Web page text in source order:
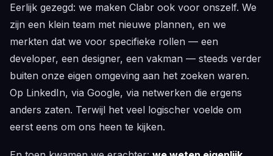
Eerlijk gezegd: we maken Clabr ook voor onszelf. We
zijn een klein team met nieuwe plannen, en we
merkten dat we voor specifieke rollen — een
developer, een designer, een vakman — steeds verder
buiten onze eigen omgeving aan het zoeken waren.
Op LinkedIn, via Google, via netwerken die ergens
anders zaten. Terwijl het veel logischer voelde om
eerst eens om ons heen te kijken.